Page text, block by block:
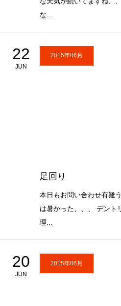
な...
22
JUN
2015年06月
足回り
本日もお問い合わせ有難
は暑かった、、、 デント
理...
20
JUN
2015年06月